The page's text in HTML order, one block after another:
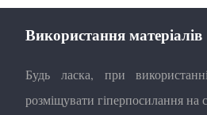
Використання матеріалів
Будь ласка, при
розміщувати гіперпосилання на